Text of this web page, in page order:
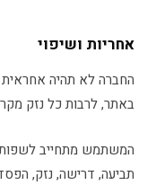
אחריות ושיפוי
החברה לא תהיה אחראית
באתר, לרבות כל נזק
המשתמש מתחייב
תביעה, דרישה, נזק,